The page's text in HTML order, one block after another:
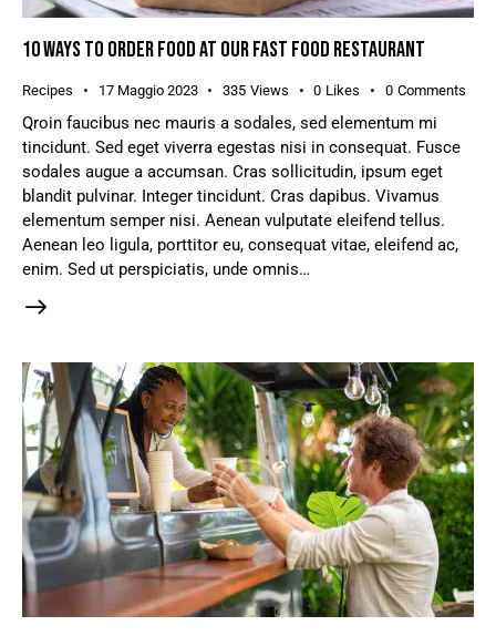
10 WAYS TO ORDER FOOD AT OUR FAST FOOD RESTAURANT
Recipes 17 Maggio 2023 335 Views 0 Likes 0 Comments
Qroin faucibus nec mauris a sodales, sed elementum mi
tincidunt. Sed eget viverra egestas nisi in consequat. Fusce
sodales augue a accumsan. Cras sollicitudin, ipsum eget
blandit pulvinar. Integer tincidunt. Cras dapibus. Vivamus
elementum semper nisi. Aenean vulputate eleifend tellus.
Aenean leo ligula, porttitor eu, consequat vitae, eleifend ac,
enim. Sed ut perspiciatis, unde omnis…